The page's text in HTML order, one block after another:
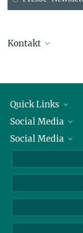
Kontakt
roesch@...
Quick Links
Präsident
Zahlen und Fakten
Meldestelle
Social Media
Bluesky
Social Media
YouTube